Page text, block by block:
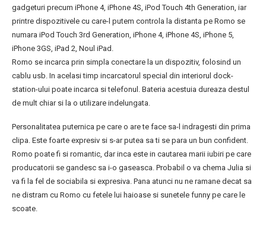
gadgeturi precum iPhone 4, iPhone 4S, iPod Touch 4th Generation, iar
printre dispozitivele cu care-l putem controla la distanta pe Romo se
numara iPod Touch 3rd Generation, iPhone 4, iPhone 4S, iPhone 5,
iPhone 3GS, iPad 2, Noul iPad.
Romo se incarca prin simpla conectare la un dispozitiv, folosind un
cablu usb. In acelasi timp incarcatorul special din interiorul dock-
station-ului poate incarca si telefonul. Bateria acestuia dureaza destul
de mult chiar si la o utilizare indelungata.
Personalitatea puternica pe care o are te face sa-l indragesti din prima
clipa. Este foarte expresiv si s-ar putea sa ti se para un bun confident.
Romo poate fi si romantic, dar inca este in cautarea marii iubiri pe care
producatorii se gandesc sa i-o gaseasca. Probabil o va chema Julia si
va fi la fel de sociabila si expresiva. Pana atunci nu ne ramane decat sa
ne distram cu Romo cu fetele lui haioase si sunetele funny pe care le
scoate.